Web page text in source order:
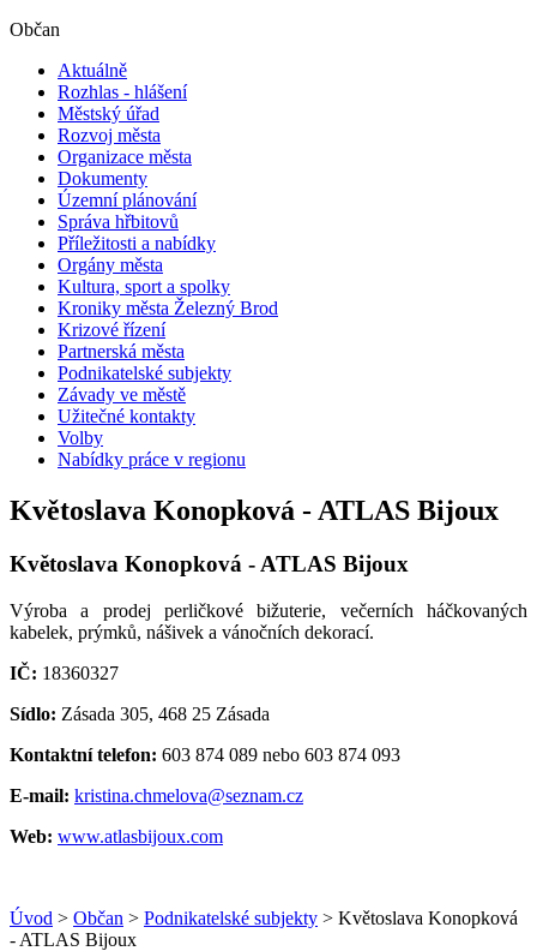
Občan
Aktuálně
Rozhlas - hlášení
Městský úřad
Rozvoj města
Organizace města
Dokumenty
Územní plánování
Správa hřbitovů
Příležitosti a nabídky
Orgány města
Kultura, sport a spolky
Kroniky města Železný Brod
Krizové řízení
Partnerská města
Podnikatelské subjekty
Závady ve městě
Užitečné kontakty
Volby
Nabídky práce v regionu
Květoslava Konopková - ATLAS Bijoux
Květoslava Konopková - ATLAS Bijoux
Výroba a prodej perličkové bižuterie, večerních háčkovaných
kabelek, prýmků, nášivek a vánočních dekorací.
IČ: 18360327
Sídlo: Zásada 305, 468 25 Zásada
Kontaktní telefon: 603 874 089 nebo 603 874 093
E-mail: kristina.chmelova@seznam.cz
Web: www.atlasbijoux.com
Úvod > Občan > Podnikatelské subjekty > Květoslava Konopková
- ATLAS Bijoux